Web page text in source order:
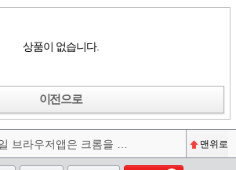
상품이 없습니다.
이전으로
맨위로